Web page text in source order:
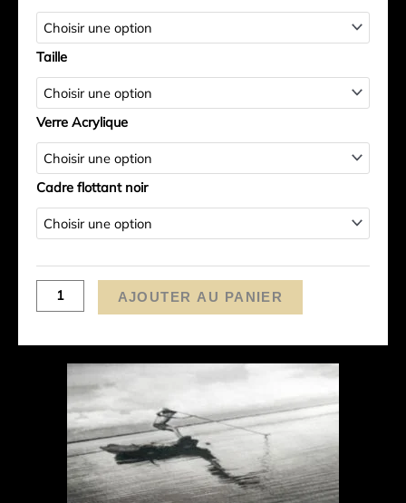
Taille
Verre Acrylique
Cadre flottant noir
Provence
(Quinson
-
France)
AJOUTER AU PANIER